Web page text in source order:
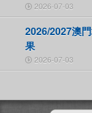
2026-07-03
2026/2027澳
果
2026-07-03